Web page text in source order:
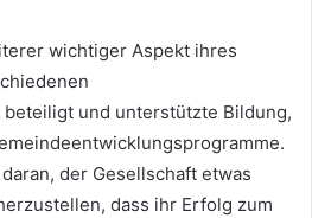
wichtiger Aspekt ihres
und unterstützte Bildung,
der Gesellschaft etwas
dass ihr Erfolg zum